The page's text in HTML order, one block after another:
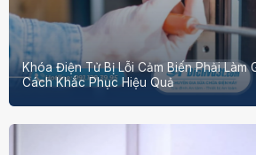
Khóa Điện Tử Bị Lỗi Cảm Biến Phải Làm
Cách Khắc Phục Hiệu Quả